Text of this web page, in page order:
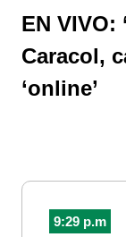
EN VIVO:
Caracol,
‘online’
9:29 p.m